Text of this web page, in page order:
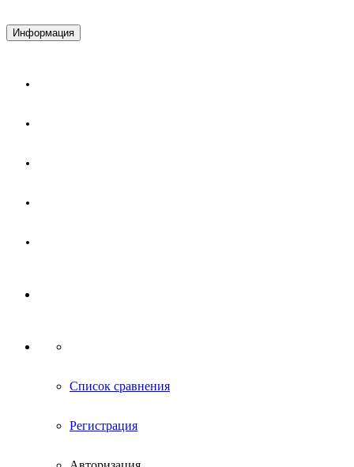
Информация
Список сравнения
Регистрация